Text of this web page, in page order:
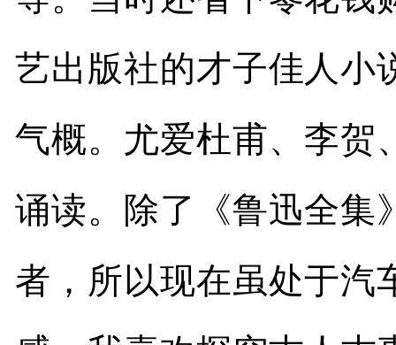
艺出版社的才子佳人小
气概。尤爱杜甫、李贺
诵读。除了《鲁迅全集
者，所以现在虽处于汽